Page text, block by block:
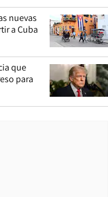
nuevas
a Cuba
que
para